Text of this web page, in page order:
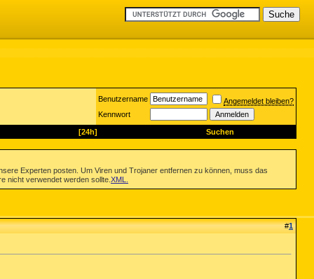
Benutzername
Angemeldet bleiben?
Kennwort
[24h] Suchen
Experten posten. Um Viren und Trojaner entfernen zu können, muss das
nicht verwendet werden sollte. XML
#1